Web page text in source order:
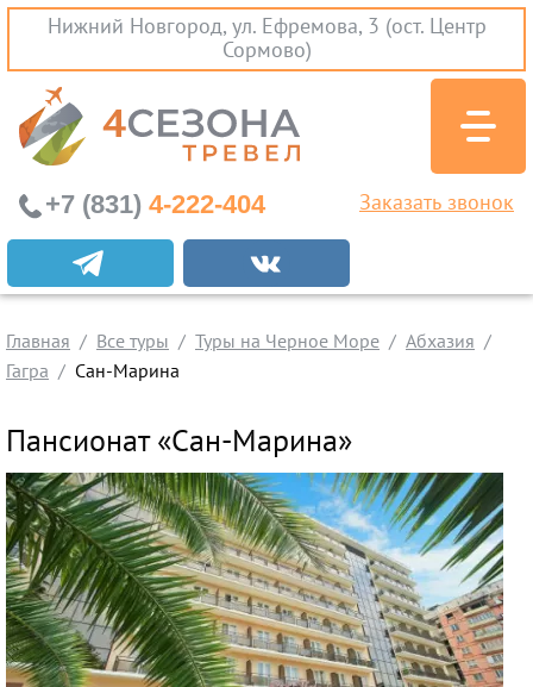
Нижний Новгород, ул. Ефремова, 3 (ост. Центр
Сормово)
Экскурсионные туры
Заграничные экскурсии
Туры на Черное Море
Краснодарский Край
Крым
Проезд без проживания
Вылеты из Нижнего Новгорода
Горящие туры
Раннее бронирование
Железнодорожные туры
+7 (831) 4-222-404 Заказать звонок
Главная Все туры Туры на Черное Море
Абхазия
Гагра
Сан-Марина
Пансионат «Сан-Марина»